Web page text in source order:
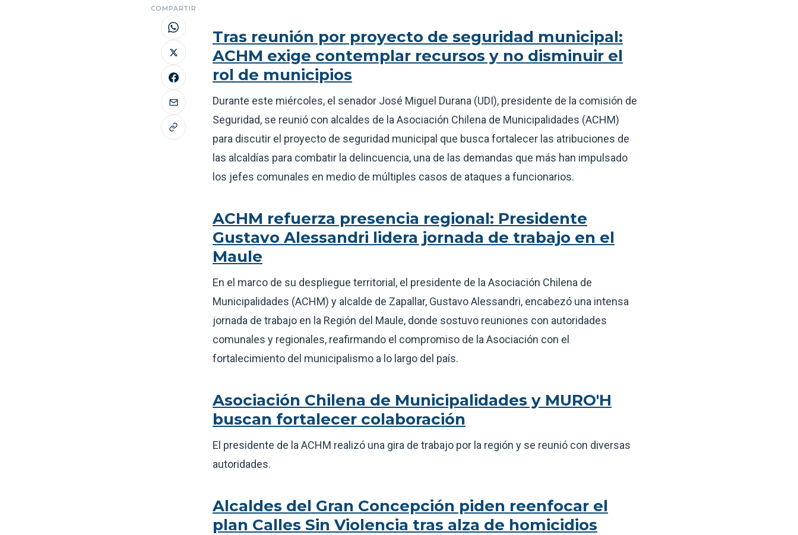
COMPARTIR
Tras reunión por proyecto de seguridad municipal:
ACHM exige contemplar recursos y no disminuir el
rol de municipios
Durante este miércoles, el senador José Miguel Durana (UDI), presidente de la comisión de
Seguridad, se reunió con alcaldes de la Asociación Chilena de Municipalidades (ACHM)
para discutir el proyecto de seguridad municipal que busca fortalecer las atribuciones de
las alcaldías para combatir la delincuencia, una de las demandas que más han impulsado
los jefes comunales en medio de múltiples casos de ataques a funcionarios.
ACHM refuerza presencia regional: Presidente
Gustavo Alessandri lidera jornada de trabajo en el
Maule
En el marco de su despliegue territorial, el presidente de la Asociación Chilena de
Municipalidades (ACHM) y alcalde de Zapallar, Gustavo Alessandri, encabezó una intensa
jornada de trabajo en la Región del Maule, donde sostuvo reuniones con autoridades
comunales y regionales, reafirmando el compromiso de la Asociación con el
fortalecimiento del municipalismo a lo largo del país.
Asociación Chilena de Municipalidades y MURO'H
buscan fortalecer colaboración
El presidente de la ACHM realizó una gira de trabajo por la región y se reunió con diversas
autoridades.
Alcaldes del Gran Concepción piden reenfocar el
plan Calles Sin Violencia tras alza de homicidios